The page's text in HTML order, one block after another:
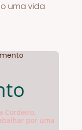
uma vida
Cordeiro.
por uma